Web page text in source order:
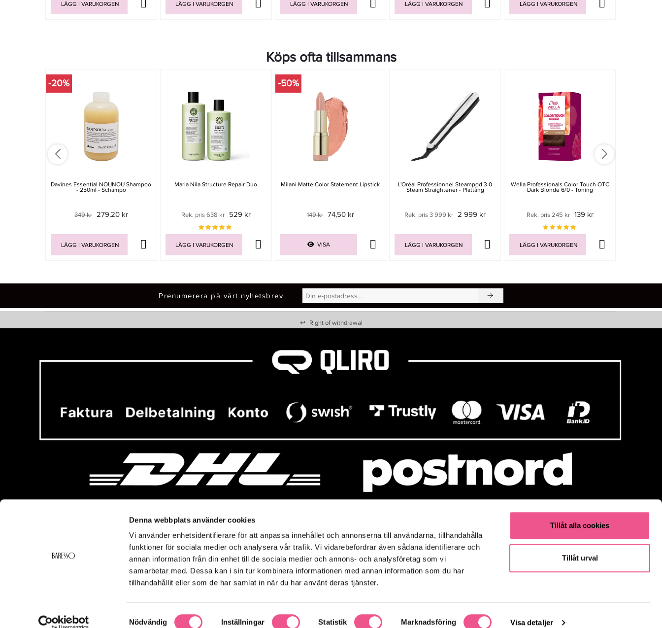
Denna webbplats använder cookies
Vi använder enhetsidentifierare för att anpassa innehållet och annonserna till användarna, tillhandahålla
funktioner för sociala medier och analysera vår trafik. Vi vidarebefordrar även sådana identifierare och
annan information från din enhet till de sociala medier och annons- och analysföretag som vi
samarbetar med. Dessa kan i sin tur kombinera informationen med annan information som du har
tillhandahållit eller som de har samlat in när du har använt deras tjänster.
Samtyckesval
Nödvändig Inställningar Statistik Marknadsföring Visa detaljer
Tillåt alla cookies
Tillåt urval
LÄGG I VARUKORGEN LÄGG I VARUKORGEN LÄGG I VARUKORGEN LÄGG I VARUKORGEN LÄGG I VARUKORGEN
Köps ofta tillsammans
-20%
Davines Essential NOUNOU Shampoo
- 250ml - Schampo
349 kr 279,20 kr
LÄGG I VARUKORGEN
Maria Nila Structure Repair Duo
Rek. pris 638 kr 529 kr
LÄGG I VARUKORGEN
-50%
Milani Matte Color Statement Lipstick
149 kr 74,50 kr
VISA
L'Oréal Professionnel Steampod 3.0
Steam Straightener - Plattång
Rek. pris 3 999 kr 2 999 kr
LÄGG I VARUKORGEN
Wella Professionals Color Touch OTC
Dark Blonde 6/0 - Toning
Rek. pris 245 kr 139 kr
LÄGG I VARUKORGEN
Prenumerera på vårt nyhetsbrev
↩ Right of withdrawal
Kontakt
Om Baresso
Baresso Magasin
Om Baresso.se
Cookiepolicy
Smspolicy
Mitt Baresso
Baresso Family
Mitt konto
Ändra cookieinställningar
Populärt
Parfym
Fynda